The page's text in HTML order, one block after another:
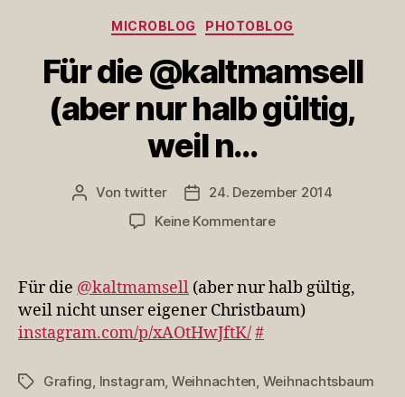
Kategorien
MICROBLOG PHOTOBLOG
Für die @kaltmamsell
(aber nur halb gültig,
weil n…
Beitragsautor
Vontwitter Veröffentlichungsdatum
24. Dezember 2014
Keine Kommentarezu
@kaltmamsell
(aber
nur
weil
Für die @kaltmamsell (aber nur halb gültig,
weil nicht unser eigener Christbaum)
instagram.com/p/xAOtHwJftK/#
Schlagwörter
Grafing, Instagram, Weihnachten, Weihnachtsbaum